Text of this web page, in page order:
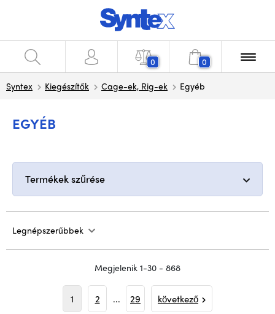
0 0
Syntex Kiegészítők Cage-ek, Rig-ek Egyéb
EGYÉB
Termékek szűrése
Legnépszerűbbek
Megjelenik 1-30 - 868
1 2 ... 29 következő